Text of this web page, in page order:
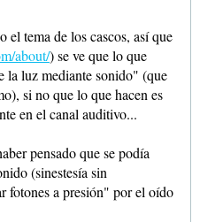
el tema de los cascos, así que
about/) se ve que lo que
la luz mediante sonido" (que
si no que lo que hacen es
en el canal auditivo...
pensado que se podía
(sinestesía sin
fotones a presión" por el oído